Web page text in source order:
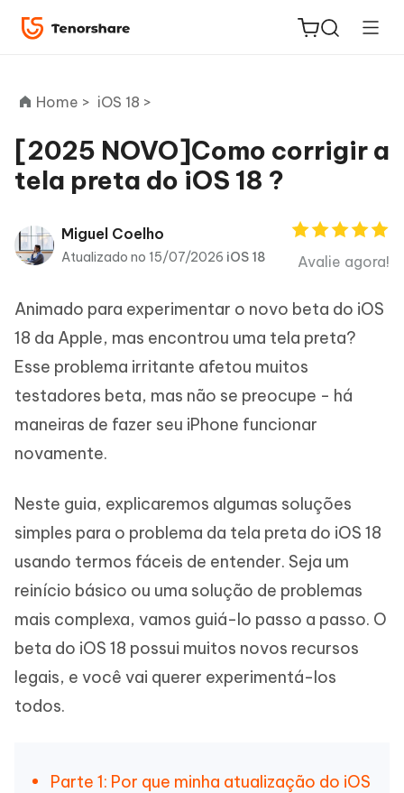
ReiBoot
PDNob
Editor
iAnyGo
Home > iOS 18 >
[2025 NOVO]Como corrigir a
tela preta do iOS 18 ?
Miguel Coelho
Atualizado no 15/07/2026 iOS 18 Avalie agora!
Animado para experimentar o novo beta do iOS
18 da Apple, mas encontrou uma tela preta?
Esse problema irritante afetou muitos
testadores beta, mas não se preocupe - há
maneiras de fazer seu iPhone funcionar
novamente.
Neste guia, explicaremos algumas soluções
simples para o problema da tela preta do iOS 18
usando termos fáceis de entender. Seja um
reinício básico ou uma solução de problemas
mais complexa, vamos guiá-lo passo a passo. O
beta do iOS 18 possui muitos novos recursos
legais, e você vai querer experimentá-los
todos.
Parte 1: Por que minha atualização do iOS